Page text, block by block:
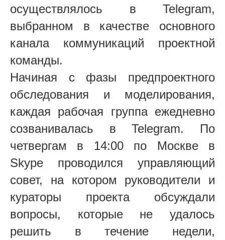
осуществлялось в Telegram,
выбранном в качестве основного
канала коммуникаций проектной
команды.
Начиная с фазы предпроектного
обследования и моделирования,
каждая рабочая группа ежедневно
созванивалась в Telegram. По
четвергам в 14:00 по Москве в
Skype проводился управляющий
совет, на котором руководители и
кураторы проекта обсуждали
вопросы, которые не удалось
решить в течение недели,